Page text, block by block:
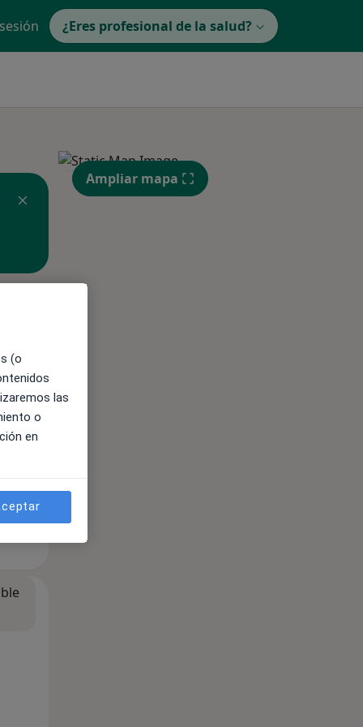
¿Eres profesional de la salud?
Ampliar mapa
(o
las
o
en